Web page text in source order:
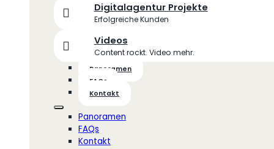
Digitalagentur Projekte
Erfolgreiche Kunden
Videos
Content rockt. Video mehr.
Panoramen
FAQs
Kontakt
Panoramen
FAQs
Kontakt